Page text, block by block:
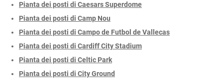
Pianta dei posti di Caesars Superdome
Pianta dei posti di Camp Nou
Pianta dei posti di Campo de Futbol de Vallecas
Pianta dei posti di Cardiff City Stadium
Pianta dei posti di Celtic Park
Pianta dei posti di City Ground